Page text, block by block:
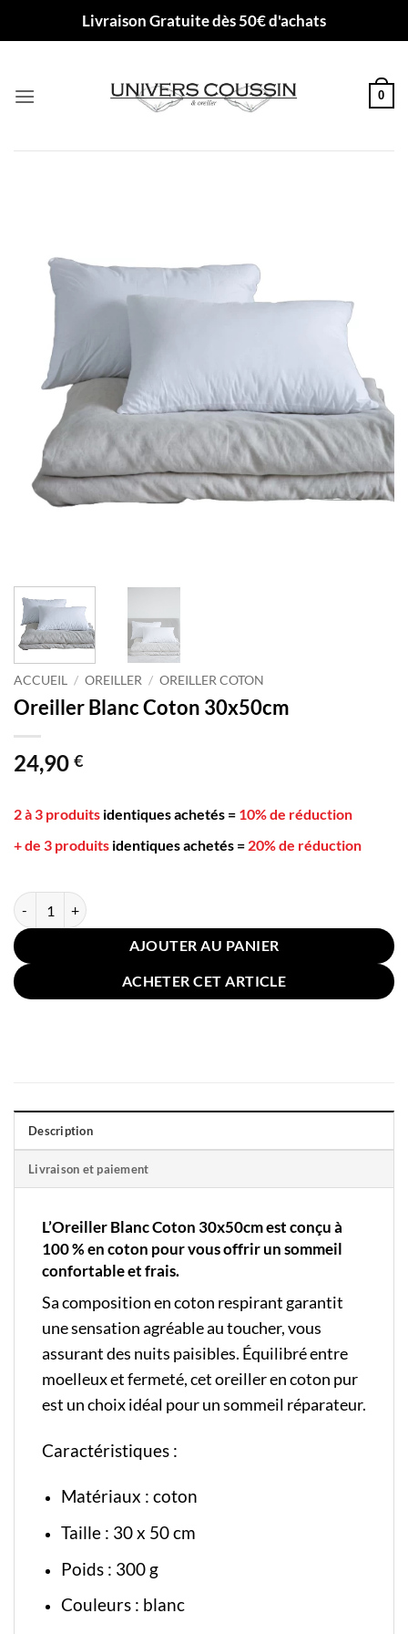
Livraison Gratuite dès 50€ d'achats
0
ACCUEIL / OREILLER / OREILLER COTON
Oreiller Blanc Coton 30x50cm
24,90 €
2 à 3 produits identiques achetés = 10% de réduction
+ de 3 produits identiques achetés = 20% de réduction
quantité de Oreiller Blanc Coton 30x50cm
AJOUTER AU PANIER
ACHETER CET ARTICLE
Description
Livraison et paiement
L’Oreiller Blanc Coton 30x50cm est conçu à
100 % en coton pour vous offrir un sommeil
confortable et frais.
Sa composition en coton respirant garantit
une sensation agréable au toucher, vous
assurant des nuits paisibles. Équilibré entre
moelleux et fermeté, cet oreiller en coton pur
est un choix idéal pour un sommeil réparateur.
Caractéristiques :
Matériaux : coton
Taille : 30 x 50 cm
Poids : 300 g
Couleurs : blanc